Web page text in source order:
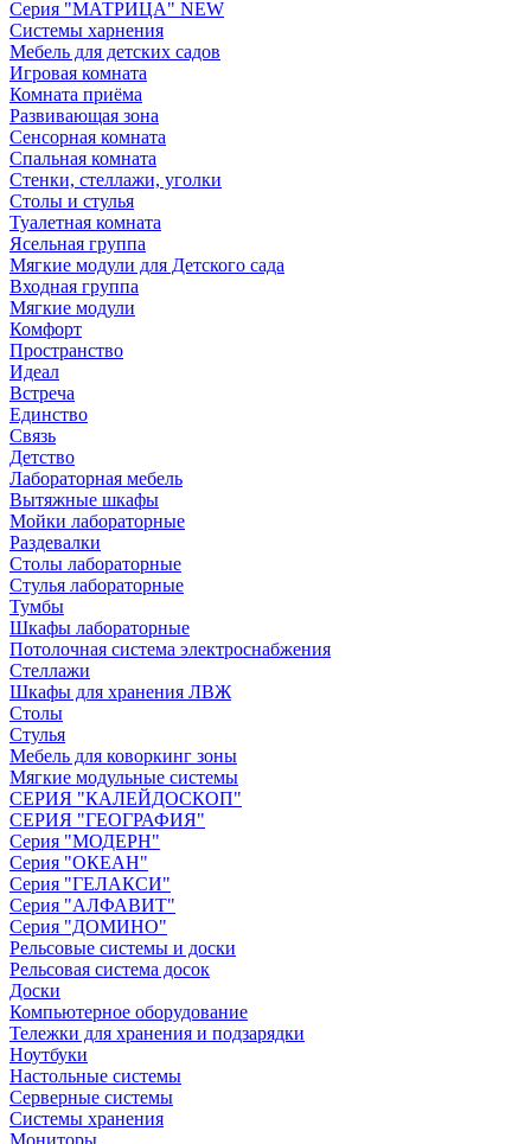
Серия "МАТРИЦА" NEW
Системы харнения
Мебель для детских садов
Игровая комната
Комната приёма
Развивающая зона
Сенсорная комната
Спальная комната
Стенки, стеллажи, уголки
Столы и стулья
Туалетная комната
Ясельная группа
Мягкие модули для Детского сада
Входная группа
Мягкие модули
Комфорт
Пространство
Идеал
Встреча
Единство
Связь
Детство
Лабораторная мебель
Вытяжные шкафы
Мойки лабораторные
Раздевалки
Столы лабораторные
Стулья лабораторные
Тумбы
Шкафы лабораторные
Потолочная система электроснабжения
Стеллажи
Шкафы для хранения ЛВЖ
Столы
Стулья
Мебель для коворкинг зоны
Мягкие модульные системы
СЕРИЯ "КАЛЕЙДОСКОП"
СЕРИЯ "ГЕОГРАФИЯ"
Серия "МОДЕРН"
Серия "ОКЕАН"
Серия "ГЕЛАКСИ"
Серия "АЛФАВИТ"
Серия "ДОМИНО"
Рельсовые системы и доски
Рельсовая система досок
Доски
Компьютерное оборудование
Тележки для хранения и подзарядки
Ноутбуки
Настольные системы
Серверные системы
Системы хранения
Мониторы